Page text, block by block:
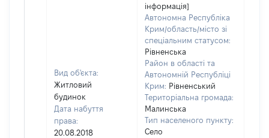
Вид об'єкта:
Житловий
будинок
Дата набуття
права:
20.08.2018
інформація]
Автономна Республіка
Крим/область/місто зі
спеціальним статусом:
Рівненська
Район в області та
Автономній Республіці
Крим: Рівненський
Територіальна громада:
Малинська
Тип населеного пункту:
Село